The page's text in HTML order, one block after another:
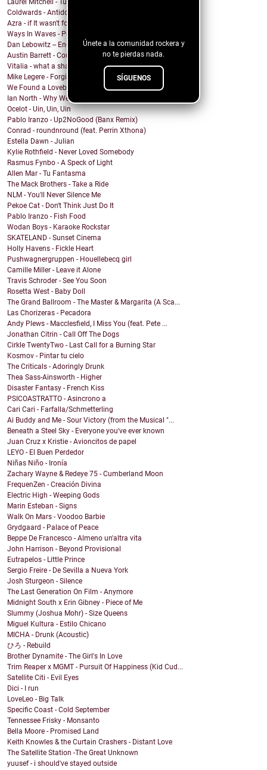
Únete a la comunidad rockera y
no te pierdas nada.
SÍGUENOS
Laurel Mitchell - Tuesday, Parkway
Coldwards - Antidote
Azra - if It wasn't for you
Ways In Waves - Pulled to the Sky
Dan Lebowitz -- Enemies
Austin Barrett - Country Enuf
Vitalia - what a shame
Mike Legere - Forgiveness
We Found a Lovebird - 100%
Ian North - Why We Build Houses
Ocelot - Uin, Uin, Uin
Pablo Iranzo - Up2NoGood (Banx Remix)
Conrad - roundnround (feat. Perrin Xthona)
Estella Dawn - Julian
Kylie Rothfield - Never Loved Somebody
Rasmus Fynbo - A Speck of Light
Allen Mar - Tu Fantasma
The Mack Brothers - Take a Ride
NLM - You'll Never Silence Me
Pekoe Cat - Don't Think Just Do It
Pablo Iranzo - Fish Food
Wodan Boys - Karaoke Rockstar
SKATELAND - Sunset Cinema
Holly Havens - Fickle Heart
Pushwagnergruppen - Houellebecq girl
Camille Miller - Leave it Alone
Travis Schroder - See You Soon
Rosetta West - Baby Doll
The Grand Ballroom - The Master & Margarita (A Sca...
Las Chorizeras - Pecadora
Andy Plews - Macclesfield, I Miss You (feat. Pete ...
Jonathan Citrin - Call Off The Dogs
Cirkle TwentyTwo - Last Call for a Burning Star
Kosmov - Pintar tu cielo
The Criticals - Adoringly Drunk
Thea Sass-Ainsworth - Higher
Disaster Fantasy - French Kiss
PSICOASTRATTO - Asincrono a
Cari Cari - Farfalla/Schmetterling
Ai Buddy and Me - Sour Victory (from the Musical "...
Beneath a Steel Sky - Everyone you've ever known
Juan Cruz x Kristie - Avioncitos de papel
LEYO - El Buen Perdedor
Niñas Niño - Ironía
Zachary Wayne & Redeye 75 - Cumberland Moon
FrequenZen - Creación Divina
Electric High - Weeping Gods
Marin Esteban - Signs
Walk On Mars - Voodoo Barbie
Grydgaard - Palace of Peace
Beppe De Francesco - Almeno un'altra vita
John Harrison - Beyond Provisional
Eutrapelos - Little Prince
Sergio Freire - De Sevilla a Nueva York
Josh Sturgeon - Silence
The Last Generation On Film - Anymore
Midnight South x Erin Gibney - Piece of Me
Slummy (Joshua Mohr) - Size Queens
Miguel Kultura - Estilo Chicano
MICHA - Drunk (Acoustic)
ひろ - Rebuild
Brother Dynamite - The Girl's In Love
Trim Reaper x MGMT - Pursuit Of Happiness (Kid Cud...
Satellite Citi - Evil Eyes
Dici - I run
LoveLeo - Big Talk
Specific Coast - Cold September
Tennessee Frisky - Monsanto
Bella Moore - Promised Land
Keith Knowles & the Curtain Crashers - Distant Love
The Satellite Station -The Great Unknown
yuusef - i should've stayed outside